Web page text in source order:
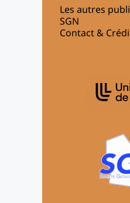
Les autres
SGN
Contact &